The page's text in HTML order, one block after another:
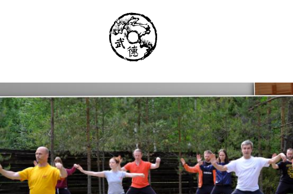
Институт Исследования Внутреннего Искусства
Школа тайцзи-цюань стиля Чэнь, Петербург.